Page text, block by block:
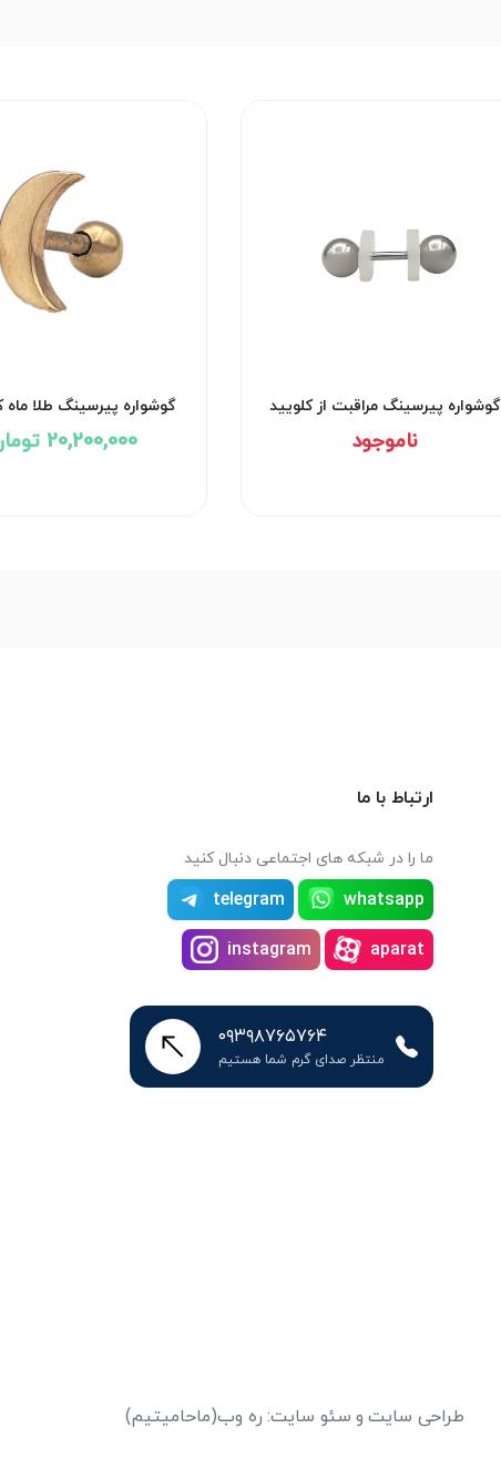
گوشواره پیرسینگ مراقبت از کلویید
ناموجود
گوشواره پیرسینگ طلا ماه کد
20,200,000 تومان
ارتباط با ما
ما را در شبکه های اجتماعی دنبال کنید
whatsapp
telegram
aparat
instagram
۰۹۳۹۸۷۶۵۷۶۴
منتظر صدای گرم شما هستیم
طراحی سایت و سئو سایت: ره وب(ماحامیتیم)